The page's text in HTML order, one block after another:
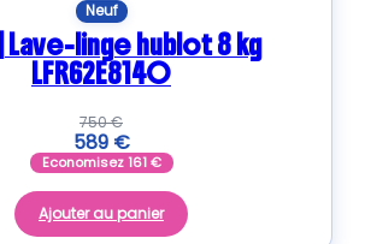
Neuf
Lave-linge hublot 8 kg
LFR62E814O
750€
589 €
Economisez161€
Ajouter au panier